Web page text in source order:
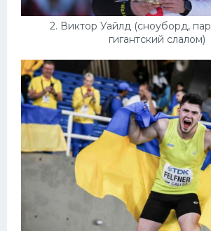
2. Виктор Уайлд (сноуборд,
гигантский слалом)